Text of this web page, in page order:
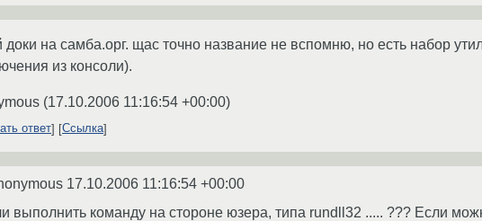
доки на самба.орг. щас точно название не вспомню, но есть набор
из консоли).
(17.10.2006 11:16:54 +00:00)
ответ Ссылка
17.10.2006 11:16:54 +00:00
выполнить команду на стороне юзера, типа rundll32 ..... ??? Если